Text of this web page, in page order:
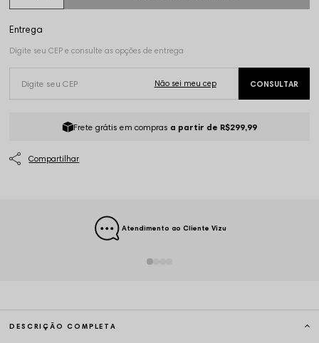
Frete grátis em compras a partir de R$299,99
Atendimento ao Cliente Vizu
DESCRIÇÃO COMPLETA